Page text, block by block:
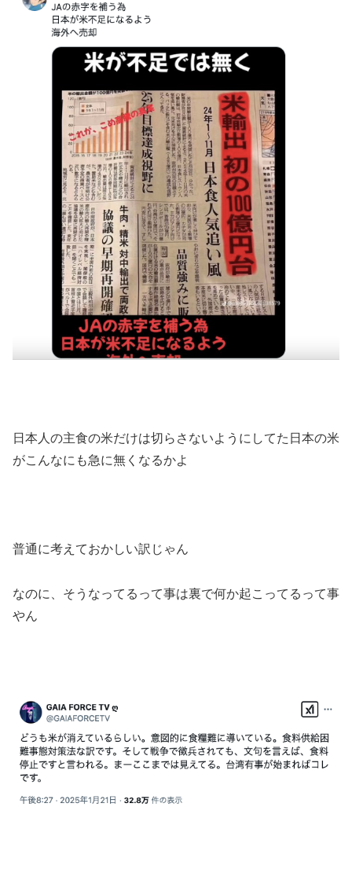
日本人の主食の米だけは切らさないようにしてた日本の米
がこんなにも急に無くなるかよ
普通に考えておかしい訳じゃん
なのに、そうなってるって事は裏で何か起こってるって事
やん